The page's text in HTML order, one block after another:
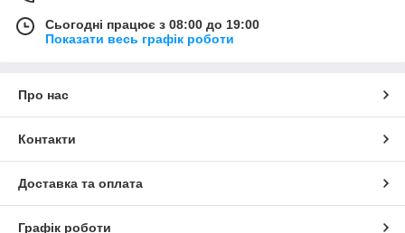
Сьогодні працює з 08:00 до 19:00
Показати весь графік роботи
Про нас
Контакти
Доставка та оплата
Графік роботи